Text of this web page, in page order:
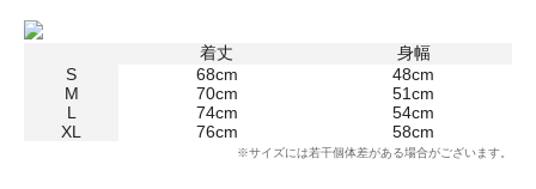
着丈
身幅
S
68cm
48cm
M
70cm
51cm
L
74cm
54cm
XL
76cm 58cm
※サイズには若干個体差がある場合がございます。